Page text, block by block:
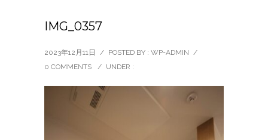
IMG_0357
2023年12月11日 / POSTED BY : WP-ADMIN /
0 COMMENTS
/ UNDER :